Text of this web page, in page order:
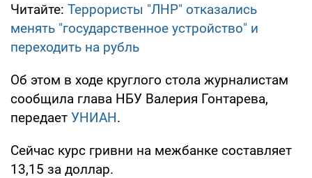
Читайте: Террористы "ЛНР" отказались
менять "государственное устройство" и
переходить на рубль
Об этом в ходе круглого стола журналистам
сообщила глава НБУ Валерия Гонтарева,
передает УНИАН.
Сейчас курс гривни на межбанке составляет
13,15 за доллар.